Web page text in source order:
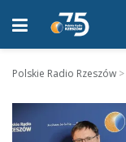
Polskie Radio Rzeszów >